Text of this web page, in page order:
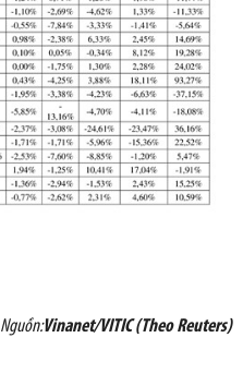
Nguồn:Vinanet/VITIC (Theo Reuters)